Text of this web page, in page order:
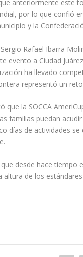
anteriormente este
por lo que confió
y la
Rafael Ibarra
evento a Ciudad
ha llevado
representó un
que la SOCCA
familias puedan
días de actividades
desde hace tiempo
altura de los